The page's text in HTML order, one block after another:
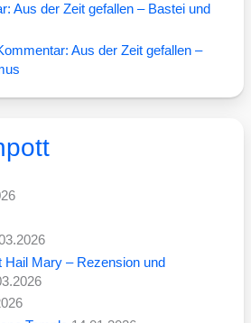
Aus der Zeit gefallen – Bastei und
Aus der Zeit gefallen –
Hail Mary – Rezension und